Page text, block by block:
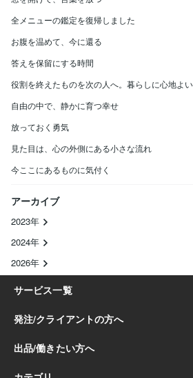
全メニューの鑑定を復帰しました
お腹を温めて、今に還る
答えを保留にする時間
役割を終えたものを次の人へ。暮らしに心地よ
自由の中で、静かに育つ幸せ
放っておく勇気
見た目は、心の外側にある小さな流れ
今ここにあるものに気付く
アーカイブ
2023年
2024年
2026年